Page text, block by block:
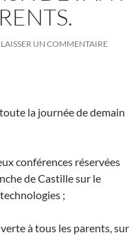
LAISSER UN COMMENTAIRE
la journée de demain
conférences réservées
de Castille sur le
;
à tous les parents, sur